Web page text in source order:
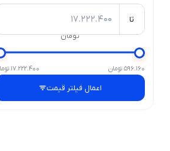
تا
تومان
596.160 تومان 17.222.400 تومان
اعمال فیلتر قیمت